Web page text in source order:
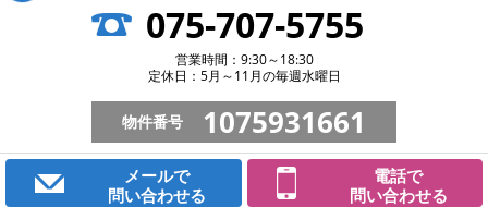
075-707-5755
営業時間：9:30～18:30
定休日：5月～11月の毎週水曜日
物件番号 1075931661
メールで
問い合わせる
電話で
問い合わせる